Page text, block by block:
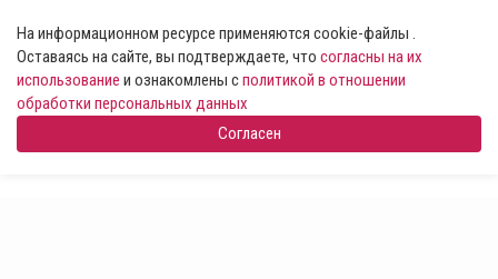
На информационном ресурсе применяются cookie-файлы .
Оставаясь на сайте, вы подтверждаете, что согласны на их
использование и ознакомлены сполитикой в отношении
обработки персональных данных
Согласен